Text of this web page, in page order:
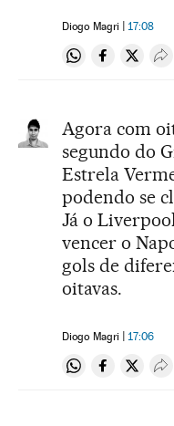
Diogo Magri 17:08
Compartir en
Agora com
segundo do
Estrela
podendo se
Já o
vencer o
gols de
oitavas.
Diogo Magri 17:06
Compartir en